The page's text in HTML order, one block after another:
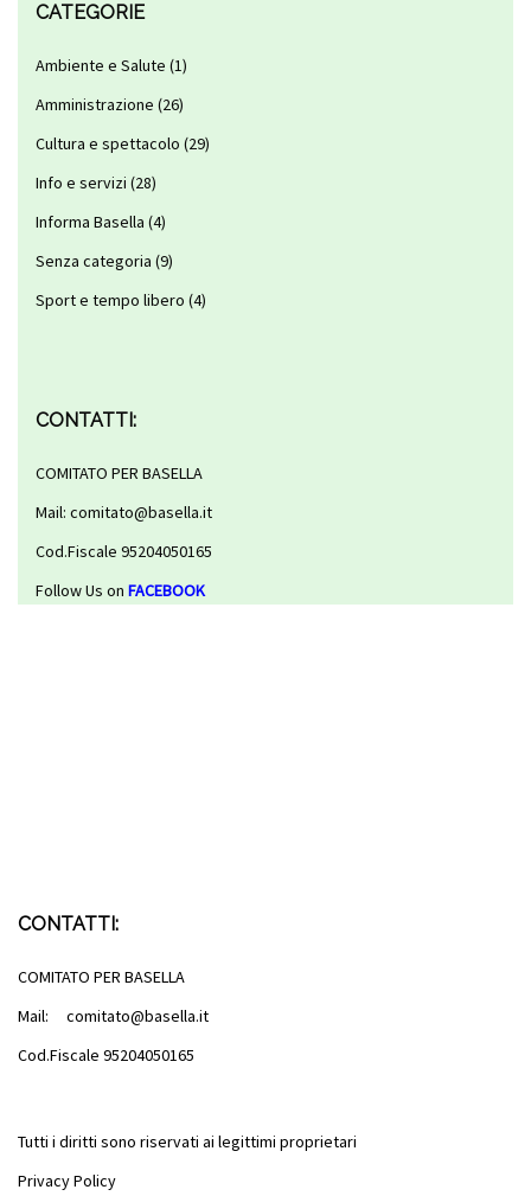
CATEGORIE
Ambiente e Salute (1)
Amministrazione (26)
Cultura e spettacolo (29)
Info e servizi (28)
Informa Basella (4)
Senza categoria (9)
Sport e tempo libero (4)
CONTATTI:
COMITATO PER BASELLA
Mail: comitato@basella.it
Cod.Fiscale 95204050165
Follow Us on FACEBOOK
CONTATTI:
COMITATO PER BASELLA
Mail: comitato@basella.it
Cod.Fiscale 95204050165
Tutti i diritti sono riservati ai legittimi proprietari
Privacy Policy